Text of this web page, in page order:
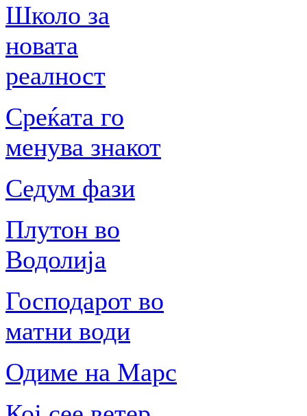
Школо за
новата
реалност
Среќата го
менува знакот
Седум фази
Плутон во
Водолија
Господарот во
матни води
Одиме на Марс